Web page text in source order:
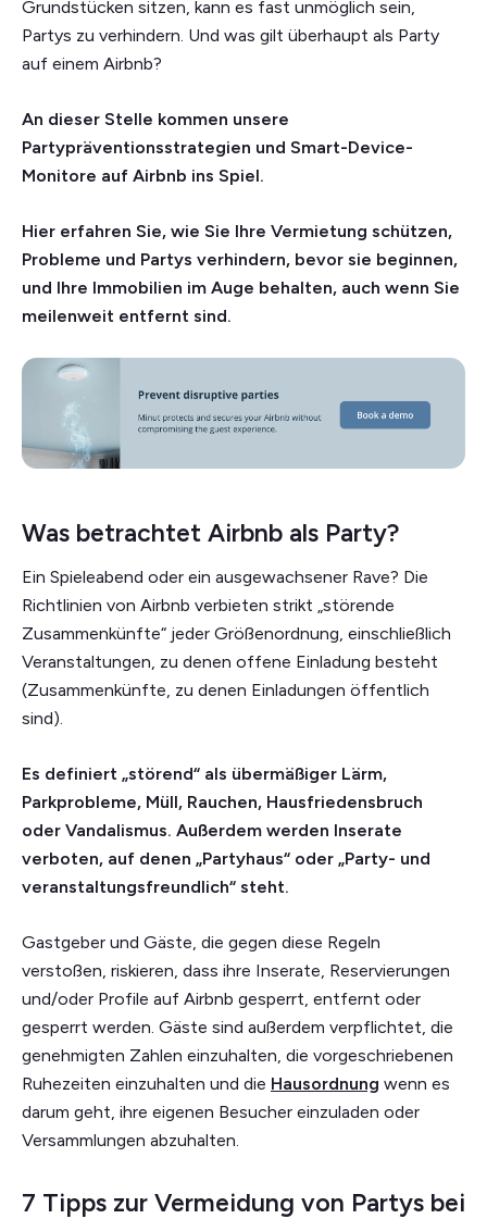
Grundstücken sitzen, kann es fast unmöglich sein,
Partys zu verhindern. Und was gilt überhaupt als Party
auf einem Airbnb?
An dieser Stelle kommen unsere
Partypräventionsstrategien und Smart-Device-
Monitore auf Airbnb ins Spiel.
Hier erfahren Sie, wie Sie Ihre Vermietung schützen,
Probleme und Partys verhindern, bevor sie beginnen,
und Ihre Immobilien im Auge behalten, auch wenn Sie
meilenweit entfernt sind.
Was betrachtet Airbnb als Party?
Ein Spieleabend oder ein ausgewachsener Rave? Die
Richtlinien von Airbnb verbieten strikt „störende
Zusammenkünfte“ jeder Größenordnung, einschließlich
Veranstaltungen, zu denen offene Einladung besteht
(Zusammenkünfte, zu denen Einladungen öffentlich
sind).
Es definiert „störend“ als übermäßiger Lärm,
Parkprobleme, Müll, Rauchen, Hausfriedensbruch
oder Vandalismus. Außerdem werden Inserate
verboten, auf denen „Partyhaus“ oder „Party- und
veranstaltungsfreundlich“ steht.
Gastgeber und Gäste, die gegen diese Regeln
verstoßen, riskieren, dass ihre Inserate, Reservierungen
und/oder Profile auf Airbnb gesperrt, entfernt oder
gesperrt werden. Gäste sind außerdem verpflichtet, die
genehmigten Zahlen einzuhalten, die vorgeschriebenen
Ruhezeiten einzuhalten und die Hausordnung wenn es
darum geht, ihre eigenen Besucher einzuladen oder
Versammlungen abzuhalten.
7 Tipps zur Vermeidung von Partys bei